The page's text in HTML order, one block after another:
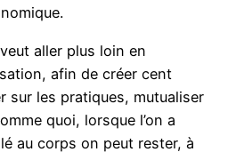
aller plus loin en
afin de créer cent
sur les pratiques, mutualiser
quoi, lorsque l’on a
au corps on peut rester, à